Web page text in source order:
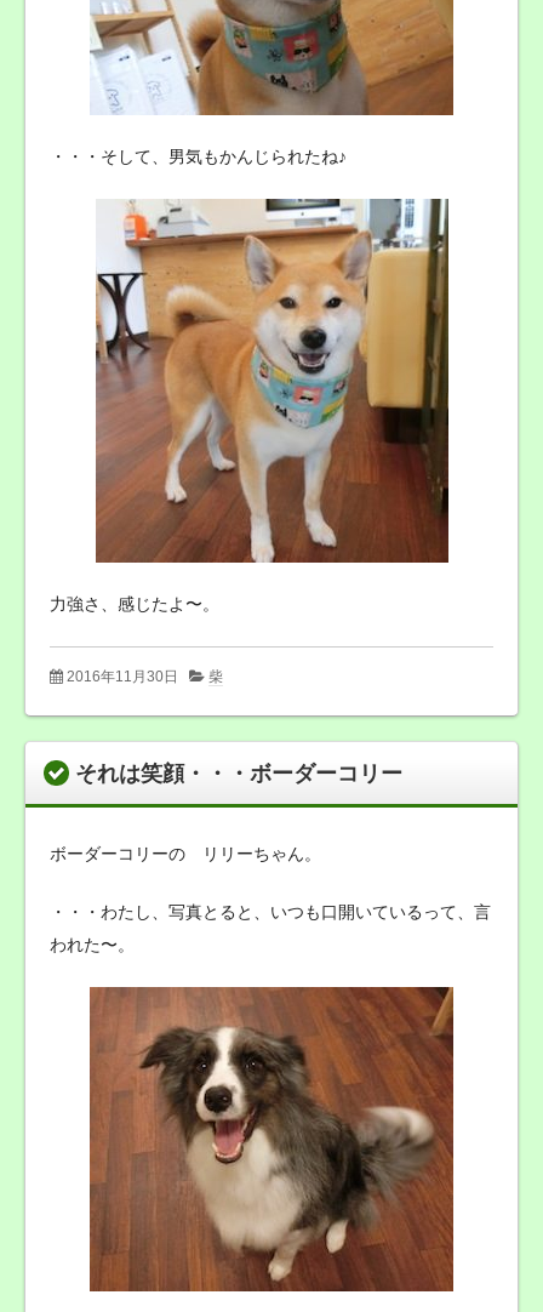
・・・そして、男気もかんじられたね♪
力強さ、感じたよ〜。
2016年11月30日 柴
それは笑顔・・・ボーダーコリー
ボーダーコリーの リリーちゃん。
・・・わたし、写真とると、いつも口開いているって、言
われた〜。